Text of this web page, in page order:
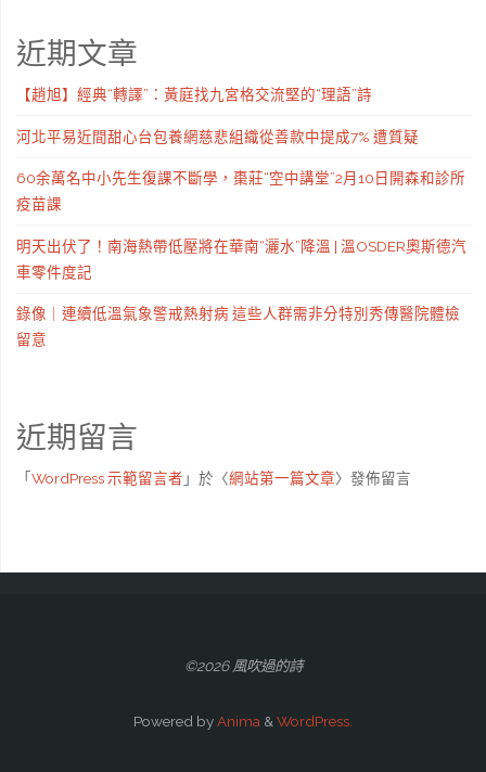
近期文章
【趙旭】經典“轉譯”：黃庭找九宮格交流堅的“理語”詩
河北平易近間甜心台包養網慈悲組織從善款中提成7% 遭質疑
60余萬名中小先生復課不斷學，棗莊“空中講堂”2月10日開森和診所
疫苗課
明天出伏了！南海熱帶低壓將在華南“灑水”降溫 | 溫OSDER奧斯德汽
車零件度記
錄像｜連續低溫氣象警戒熱射病 這些人群需非分特別秀傳醫院體檢
留意
近期留言
「 WordPress 示範留言者 」於〈網站第一篇文章〉發佈留言
©2026 風吹過的詩
Powered byAnima & WordPress.